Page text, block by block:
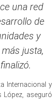
una red
de
y
justa,
Internacional y
López, aseguró